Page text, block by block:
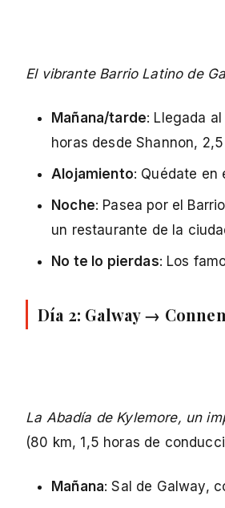
El vibrante Barrio Latino de
Mañana/tarde: Llegada
horas desde Shannon,
Alojamiento: Quédate
Noche: Pasea por el
un restaurante de la
No te lo pierdas: Los
Día 2: Galway →
La Abadía de Kylemore, un
(80 km, 1,5 horas de
Mañana: Sal de Galway,